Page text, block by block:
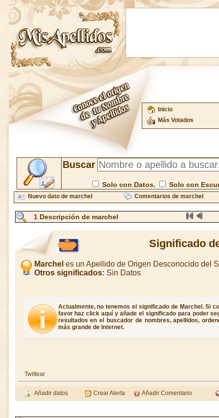
Inicio
Más Votados
Buscar
Solo con Datos. Solo con
Nuevo dato de marchel Comentarios de marchel
1 Descripción de marchel
Significado
Marchel es un Apellido de Origen Desconocido del
Otros significados: Sin Datos
Actualmente, no tenemos el significado de Marchel. Si
favor haz click aquí y añade el significado para poder
resultados en el buscador de nombres, apellidos,
más grande de Internet.
Twittear
Añadir datos Crear Alerta Añadir Comentario